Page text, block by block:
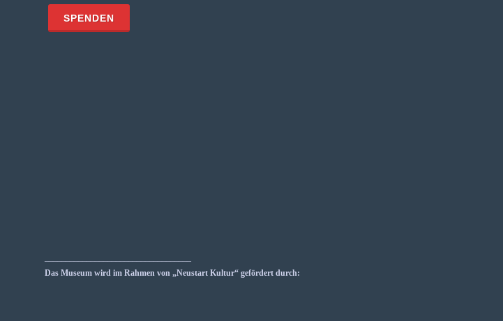
Das Museum wird im Rahmen von „Neustart Kultur“ gefördert durch: